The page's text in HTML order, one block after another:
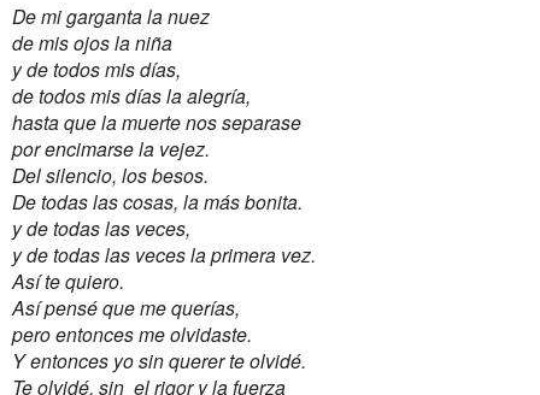
De mi garganta la nuez
de mis ojos la niña
y de todos mis días,
de todos mis días la alegría,
hasta que la muerte nos separase
por encimarse la vejez.
Del silencio, los besos.
De todas las cosas, la más bonita.
y de todas las veces,
y de todas las vecesla primera vez.
Así te quiero.
Así pensé que me querías,
pero entonces me olvidaste.
Y entonces yo sin querer te olvidé.
Te olvidé, sin el rigor y la fuerza